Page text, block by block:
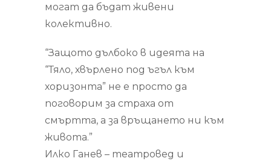
могат да бъдат живени
колективно.
“Защото дълбоко в идеята на
“Тяло, хвърлено под ъгъл към
хоризонта” не е просто да
поговорим за страха от
смъртта, а за връщането ни към
живота.”
Илко Ганев – театровед и